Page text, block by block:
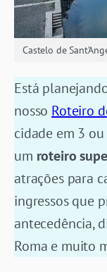
Castelo de
Está
nosso Roteiro
cidade em 3
um roteiro
atrações para
ingressos que
antecedência,
Roma e muito